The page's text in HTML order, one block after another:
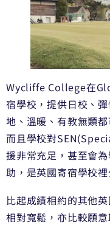
Wycliffe College在
宿學校，提供日校、
地、溫暖、有教無類
而且學校對
援非常充足，甚至會
助，是英國寄宿學校裡
比起成績相約的其他
相對寬鬆，亦比較願